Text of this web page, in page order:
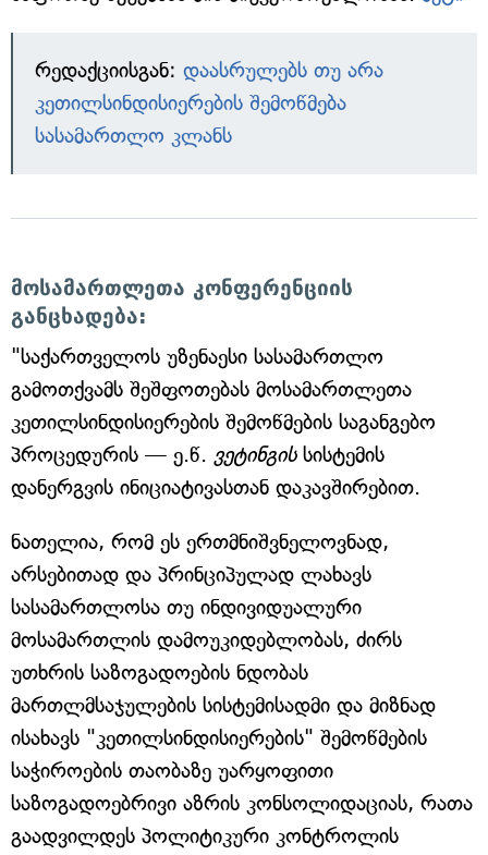
რედაქციისგან: დაასრულებს თუ არა
კეთილსინდისიერების შემოწმება
სასამართლო კლანს
მოსამართლეთა კონფერენციის
განცხადება:
"საქართველოს უზენაესი სასამართლო
გამოთქვამს შეშფოთებას მოსამართლეთა
კეთილსინდისიერების შემოწმების საგანგებო
პროცედურის — ე.წ. ვეტინგის სისტემის
დანერგვის ინიციატივასთან დაკავშირებით.
ნათელია, რომ ეს ერთმნიშვნელოვნად,
არსებითად და პრინციპულად ლახავს
სასამართლოსა თუ ინდივიდუალური
მოსამართლის დამოუკიდებლობას, ძირს
უთხრის საზოგადოების ნდობას
მართლმსაჯულების სისტემისადმი და მიზნად
ისახავს "კეთილსინდისიერების" შემოწმების
საჭიროების თაობაზე უარყოფითი
საზოგადოებრივი აზრის კონსოლიდაციას, რათა
გაადვილდეს პოლიტიკური კონტროლის